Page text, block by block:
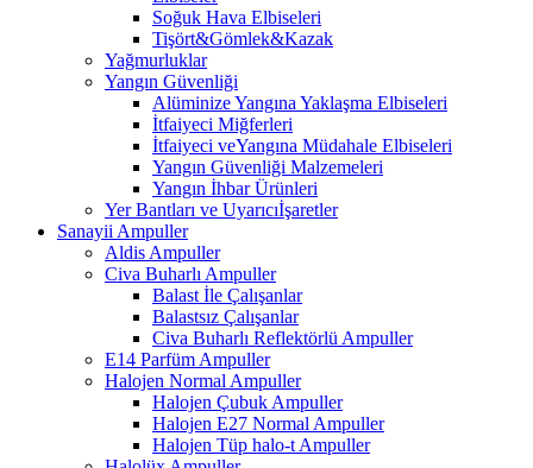
Soğuk Hava Elbiseleri
Tişört&Gömlek&Kazak
Yağmurluklar
Yangın Güvenliği
Alüminize Yangına Yaklaşma Elbiseleri
İtfaiyeci Miğferleri
İtfaiyeci veYangına Müdahale Elbiseleri
Yangın Güvenliği Malzemeleri
Yangın İhbar Ürünleri
Yer Bantları ve Uyarıcıİşaretler
Sanayii Ampuller
Aldis Ampuller
Civa Buharlı Ampuller
Balast İle Çalışanlar
Balastsız Çalışanlar
Civa Buharlı Reflektörlü Ampuller
E14 Parfüm Ampuller
Halojen Normal Ampuller
Halojen Çubuk Ampuller
Halojen E27 Normal Ampuller
Halojen Tüp halo-t Ampuller